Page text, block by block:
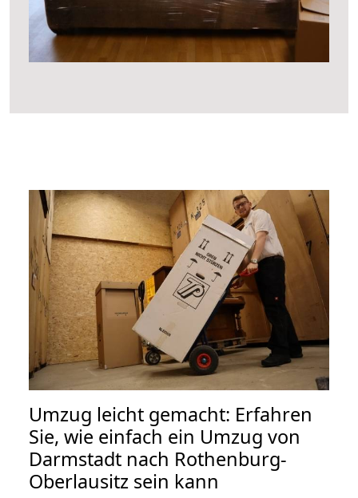
Umzug leicht gemacht: Erfahren
Sie, wie einfach ein Umzug von
Darmstadt nach Rothenburg-
Oberlausitz sein kann